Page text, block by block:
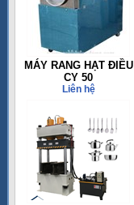
MÁY RANG HẠT ĐIỀU
CY 50
Liên hệ